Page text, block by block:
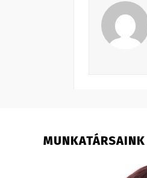
MUNKATÁRSAINK